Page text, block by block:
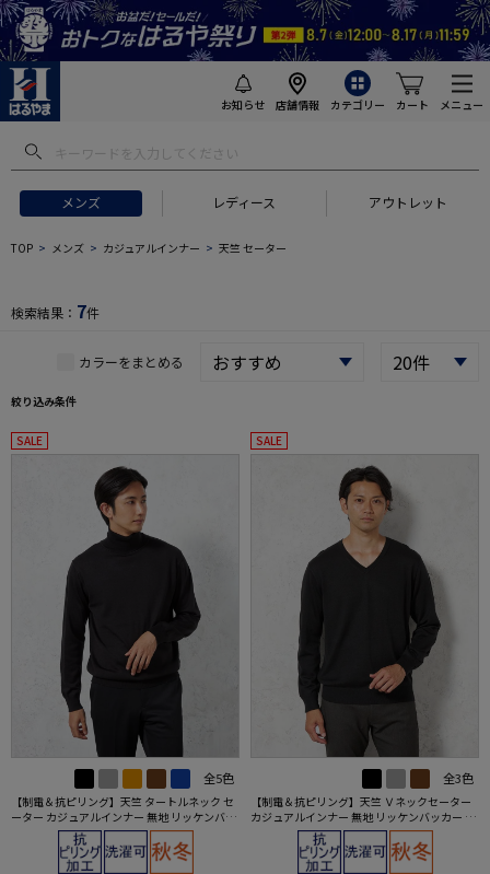
お知らせ 店舗情報 カテゴリー カート メニュー
メンズ レディース アウトレット
フトにおすすめ #セットアップ スーツ
TOP メンズ カジュアルインナー 天竺 セーター
検索結果： 7件
カラーをまとめる
絞り込み条件
SALE
全5色
【制電＆抗ピリング】天竺 タートルネック セ
ーター カジュアルインナー 無地 リッケンバッ
SALE
全3色
【制電＆抗ピリング】天竺 Ｖネックセーター
カジュアルインナー 無地 リッケンバッカー 秋